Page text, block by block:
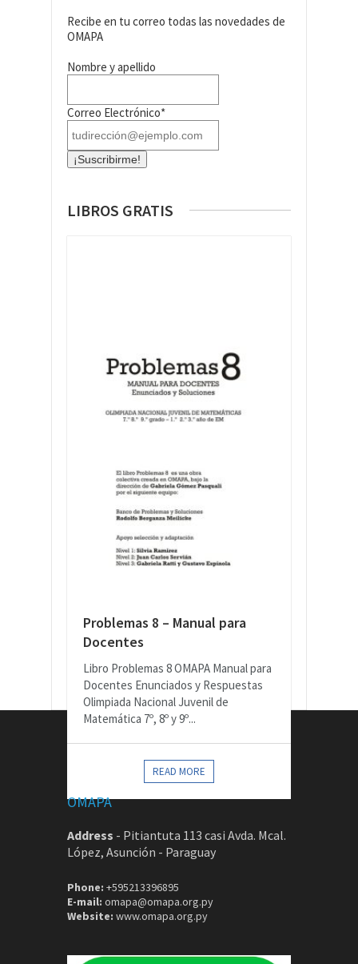
Recibe en tu correo todas las novedades de
OMAPA
Nombre y apellido
Correo Electrónico*
LIBROS GRATIS
Problemas 8 – Manual para
Docentes
Libro Problemas 8 OMAPA Manual para
Docentes Enunciados y Respuestas
Olimpiada Nacional Juvenil de
Matemática 7º, 8º y 9º...
READ MORE
OMAPA
Address - Pitiantuta 113 casi Avda. Mcal.
López, Asunción - Paraguay
Phone: +595213396895
E-mail: omapa@omapa.org.py
Website: www.omapa.org.py